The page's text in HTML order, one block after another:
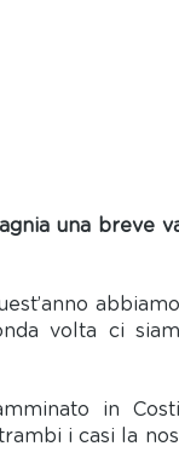
una breve
volta ci
in
i casi la